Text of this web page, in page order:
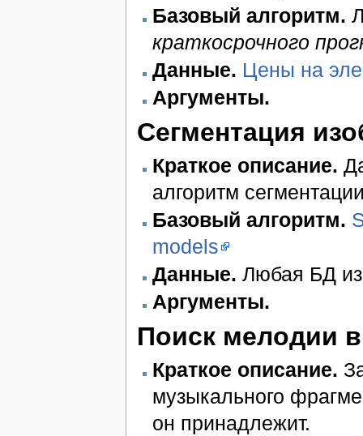
Базовый алгоритм.
краткосрочного
Данные. Цены на
Аргументы.
Сегментация
Краткое описание.
алгоритм
Базовый алгоритм.
models
Данные. Любая БД
Аргументы.
Поиск мелодии
Краткое описание.
музыкального
он принадлежит.